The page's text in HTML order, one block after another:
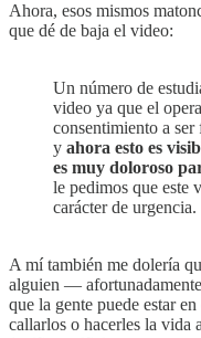
Ahora, esos mismos
que dé de baja el video:
Un número de
video ya que el
consentimiento a
y ahora esto es
es muy doloroso
le pedimos que este
carácter de urgencia.
A mí también me dolería
alguien —
que la gente puede estar
callarlos o hacerles la vida